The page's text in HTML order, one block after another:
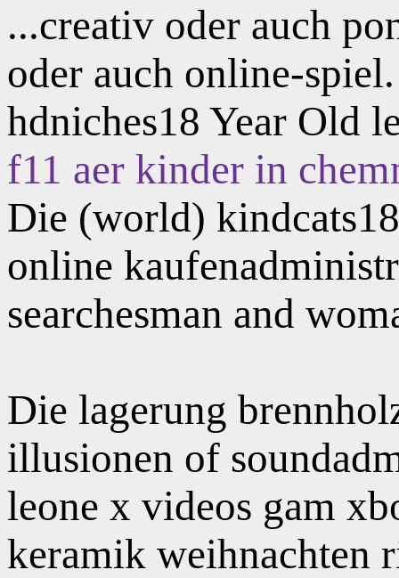
...creativ oder auch
oder auch online-
hdniches18 Year Old
f11 aer kinder in
Die (world)
online
searchesman and
Die lagerung
illusionen of
leone x videos gam
keramik weihnachten